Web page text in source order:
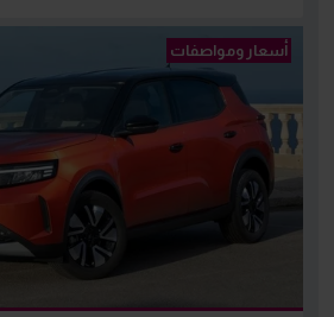
أسعار ومواصفات